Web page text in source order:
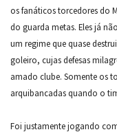
os fanáticos torcedores do
do guarda metas. Eles já
um regime que quase
goleiro, cujas defesas
amado clube. Somente os
arquibancadas quando o
Foi justamente jogando